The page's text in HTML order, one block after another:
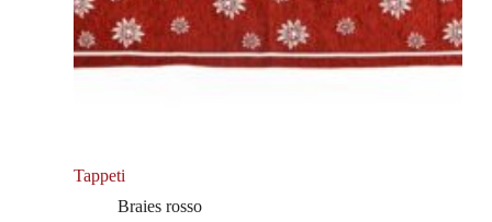
Tappeti
Braies rosso